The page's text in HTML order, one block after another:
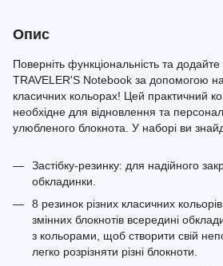
Опис
Поверніть функціональність та
TRAVELER'S Notebook за допомогою
класичних кольорах! Цей практичний
необхідне для відновлення та
улюбленого блокнота. У наборі ви
Застібку-резинку: для надійного
обкладинки.
8 резинок різних класичних
змінних блокнотів всередині
з кольорами, щоб створити свій
легко розрізняти різні блокноти.